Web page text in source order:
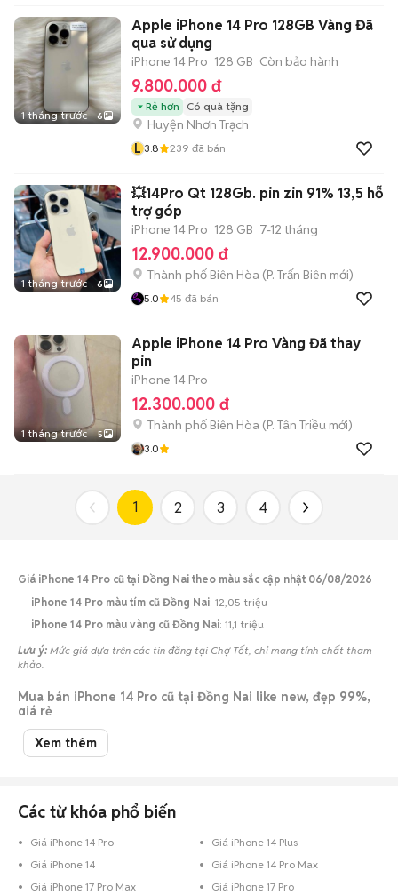
1 tháng trước 6
Apple iPhone 14 Pro 128GB Vàng Đã
qua sử dụng
iPhone 14 Pro 128 GB Còn bảo hành
9.800.000 đ
Rẻ hơn Có quà tặng
Huyện Nhơn Trạch
L 3.8 239 đã bán
1 tháng trước 6
💥14Pro Qt 128Gb. pin zin 91% 13,5 hỗ
trợ góp
iPhone 14 Pro 128 GB 7-12 tháng
12.900.000 đ
Thành phố Biên Hòa (P. Trấn Biên mới)
5.0 45 đã bán
1 tháng trước 5
Apple iPhone 14 Pro Vàng Đã thay
pin
iPhone 14 Pro
12.300.000 đ
Thành phố Biên Hòa (P. Tân Triều mới)
3.0
1 2 3 4
Giá iPhone 14 Pro cũ tại Đồng Nai theo màu sắc cập nhật 06/08/2026
iPhone 14 Pro màu tím cũ Đồng Nai: 12,05 triệu
iPhone 14 Pro màu vàng cũ Đồng Nai: 11,1 triệu
Lưu ý: Mức giá dựa trên các tin đăng tại Chợ Tốt, chỉ mang tính chất tham
khảo.
Mua bán iPhone 14 Pro cũ tại Đồng Nai like new, đẹp 99%,
giá rẻ
Chợ Tốt có 71 tin đăng bán, mua iPhone 14 Pro cũ tại Đồng Nai với nhiều
khoảng giá giúp người dùng dễ dàng tìm kiếm và so sánh giá cả.
iPhone 14 Pro giá 10 - 15 triệu Đồng Nai
iPhone 14 Pro giá 7 - 10 triệu Đồng Nai
Xem thêm
Các từ khóa phổ biến
Giá iPhone 14 Pro
Giá iPhone 14 Plus
Giá iPhone 14
Giá iPhone 14 Pro Max
Giá iPhone 17 Pro Max
Giá iPhone 17 Pro